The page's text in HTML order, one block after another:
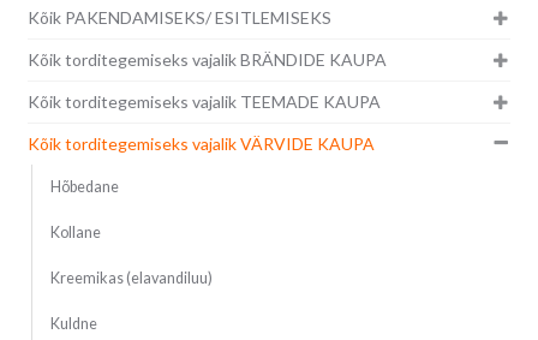
Kõik PAKENDAMISEKS/ ESITLEMISEKS
Kõik torditegemiseks vajalik BRÄNDIDE KAUPA
Kõik torditegemiseks vajalik TEEMADE KAUPA
Kõik torditegemiseks vajalik VÄRVIDE KAUPA
Hõbedane
Kollane
Kreemikas (elavandiluu)
Kuldne